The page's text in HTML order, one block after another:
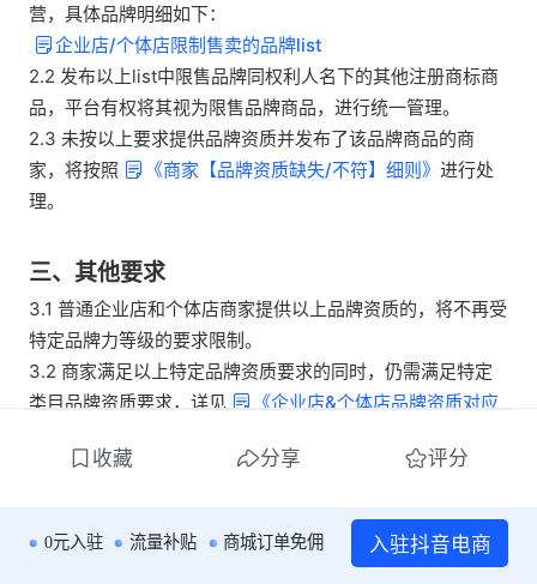
营，具体品牌明细如下：
企业店/个体店限制售卖的品牌list
2.2 发布以上list中限售品牌同权利人名下的其他注册商标商
品，平台有权将其视为限售品牌商品，进行统一管理。
2.3 未按以上要求提供品牌资质并发布了该品牌商品的商
家，将按照
《商家【品牌资质缺失/不符】细则》进行处
理。
三、其他要求
3.1 普通企业店和个体店商家提供以上品牌资质的，将不再受
特定品牌力等级的要求限制。
3.2 商家满足以上特定品牌资质要求的同时，仍需满足特定
类目品牌资质要求，详见
《企业店&个体店品牌资质对应
3.3 部分行业针对部分特殊品牌采取定向准入制，商家仍需
收藏 分享 评分
0元入驻 流量补贴 商城订单免佣 入驻抖音电商